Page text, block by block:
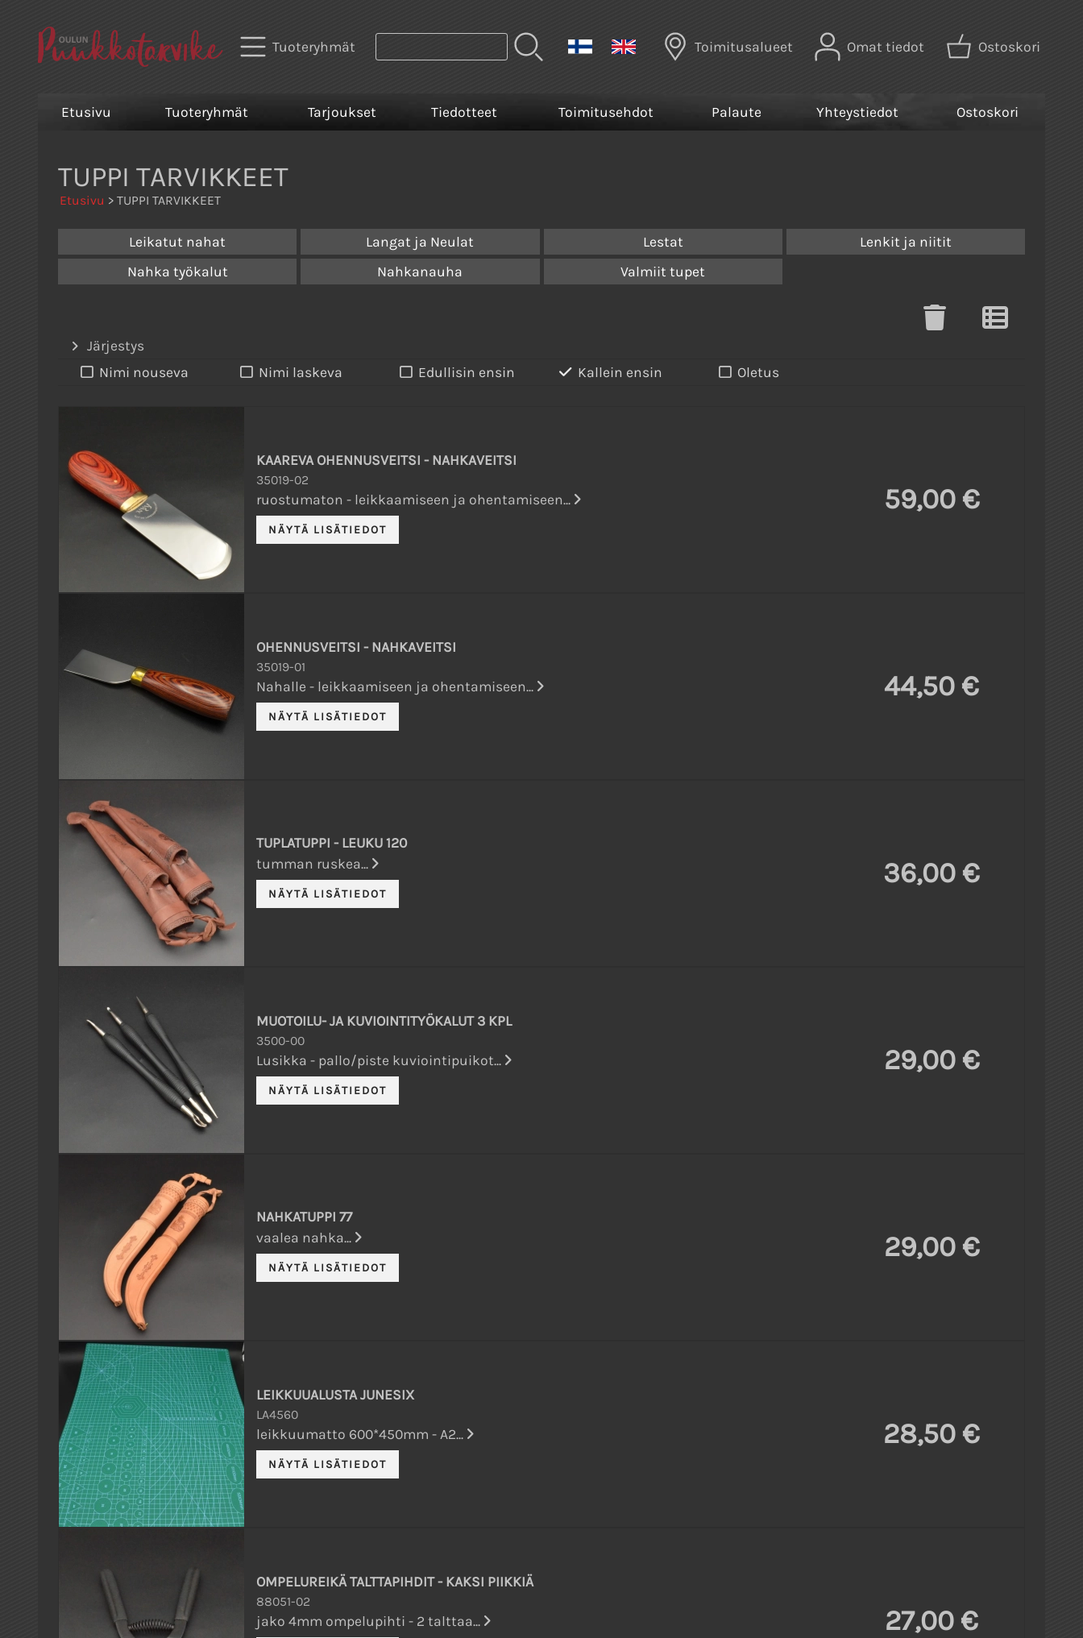
Tuoteryhmät Toimitusalueet Omat tiedot Ostoskori
Etusivu Tuoteryhmät Tarjoukset Tiedotteet Toimitusehdot Palaute Yhteystiedot Ostoskori
TUPPI TARVIKKEET
Etusivu > TUPPI TARVIKKEET
Leikatut nahat Langat ja Neulat Lestat
Lenkit ja niitit
Nahka työkalut
Nahkanauha Valmiit tupet
Järjestys
Nimi nouseva
Nimi laskeva Edullisin ensin Kallein ensin Oletus
KAAREVA OHENNUSVEITSI - NAHKAVEITSI
35019-02
ruostumaton - leikkaamiseen ja ohentamiseen... 59,00 €
OHENNUSVEITSI - NAHKAVEITSI
35019-01
Nahalle - leikkaamiseen ja ohentamiseen... 44,50 €
TUPLATUPPI - LEUKU 120
tumman ruskea...
36,00 €
MUOTOILU- JA KUVIOINTITYÖKALUT 3 KPL
3500-00
Lusikka - pallo/piste kuviointipuikot... 29,00 €
NAHKATUPPI 77
vaalea nahka...
29,00 €
LEIKKUUALUSTA JUNESIX
LA4560
leikkuumatto 600*450mm - A2... 28,50 €
OMPELUREIKÄ TALTTAPIHDIT - KAKSI PIIKKIÄ
88051-02
jako 4mm ompelupihti - 2 talttaa... 27,00 €